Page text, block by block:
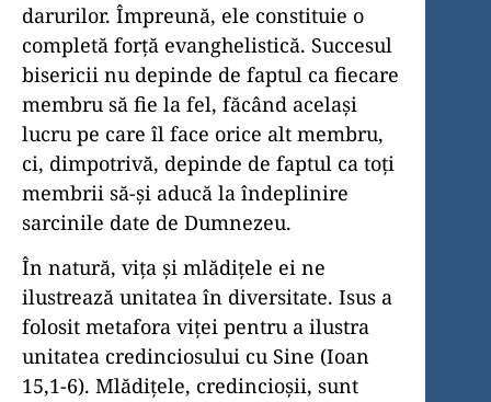
darurilor. Împreună, ele constituie o
completă forţă evanghelistică. Succesul
bisericii nu depinde de faptul ca fiecare
membru să fie la fel, făcând acelaşi
lucru pe care îl face orice alt membru,
ci, dimpotrivă, depinde de faptul ca toţi
membrii să-şi aducă la îndeplinire
sarcinile date de Dumnezeu.
În natură, viţa şi mlădiţele ei ne
ilustrează unitatea în diversitate. Isus a
folosit metafora viţei pentru a ilustra
unitatea credinciosului cu Sine (Ioan
15,1-6). Mlădiţele, credincioşii, sunt